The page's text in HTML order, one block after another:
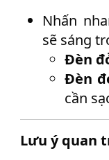
Nhấn
sẽ sáng
Đèn
Đèn
cần
Lưu ý quan